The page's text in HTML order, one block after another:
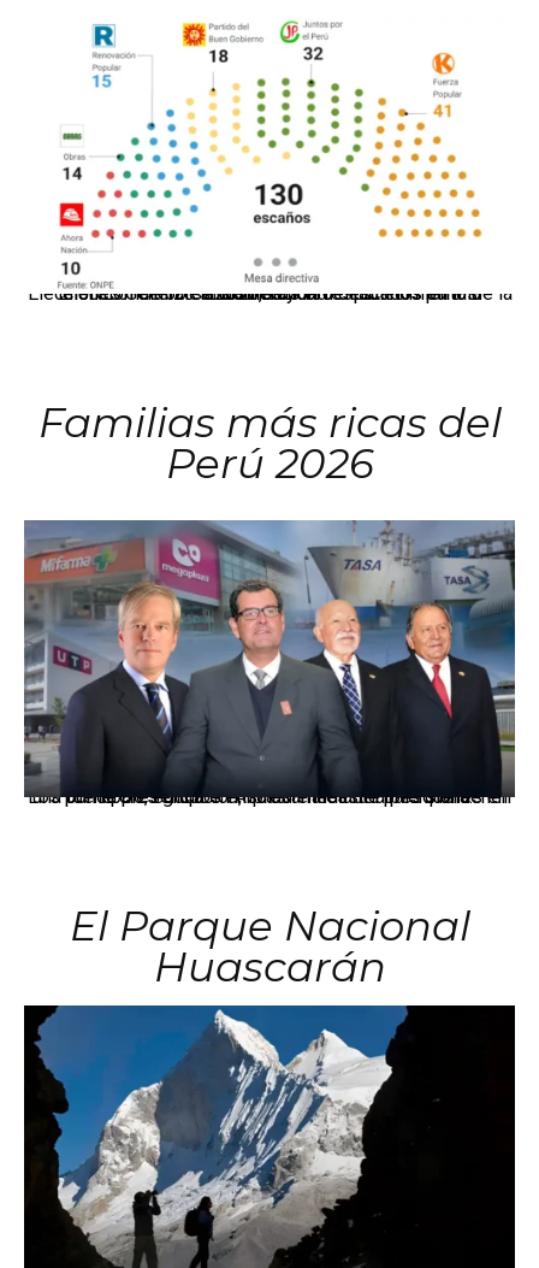
El JNE oficializó la distribución de escaños para la elección de 60 senadores y 130 diputados en las Elecciones Generales 2026, tras el restablecimiento de la Bicameralidad.
Familias más ricas del
Perú 2026
Los principales grupos empresariales del país mantienen una fuerte presencia en Áncash mediante inversiones en comercio, educación, salud e industria pesquera.
El Parque Nacional
Huascarán